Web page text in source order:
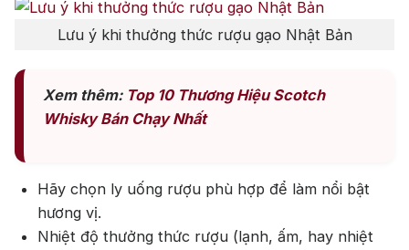
Vodka Cognac Sake
Chivas Macallan Hibiki
Absolut Courvoisier
Danzka
Lưu ý khi thưởng thức rượu gạo Nhật Bản
Xem thêm: Top 10 Thương Hiệu Scotch
Whisky Bán Chạy Nhất
Hãy chọn ly uống rượu phù hợp để làm nổi bật
hương vị.
Nhiệt độ thưởng thức rượu (lạnh, ấm, hay nhiệt